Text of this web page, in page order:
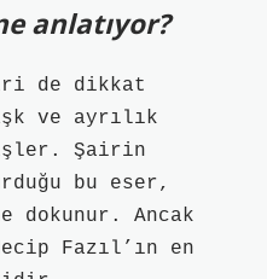
anlatıyor?
de dikkat
ve ayrılık
işler. Şairin
bu eser,
dokunur. Ancak
Fazıl’ın en